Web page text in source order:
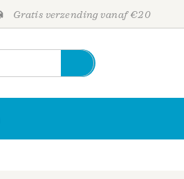
Gratis verzending vanaf €20
Personen